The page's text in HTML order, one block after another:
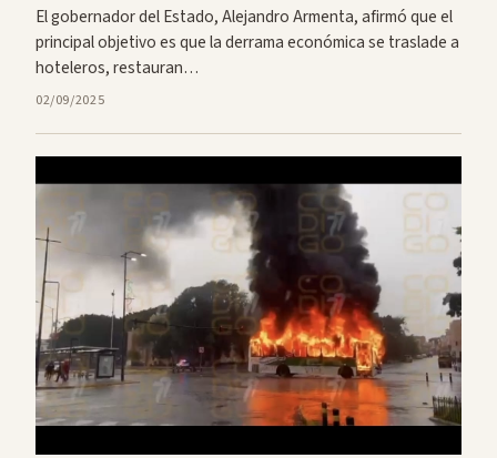
El gobernador del Estado, Alejandro Armenta, afirmó que el
principal objetivo es que la derrama económica se traslade a
hoteleros, restauran…
02/09/2025